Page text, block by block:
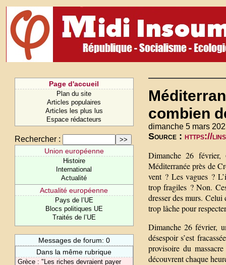
Page d'accueil
Plan du site
Articles populaires
Articles les plus lus
Espace rédacteurs
Rechercher :
Union européenne
Histoire
International
Actualité
Actualité européenne
Pays de l’UE
Blocs politiques UE
Traités de l’UE
Messages de forum: 0
Dans la même rubrique
Grèce : "Les riches devraient payer
combien
dimanche 5 mars
Source : https://
Dimanche 26
Méditerranée près de
vent ? Les vagues ?
trop fragiles ? Non.
dresser des murs. Celui
trop lâche pour
Dimanche 26 février,
désespoir s’est
provisoire du
découvrent chaque